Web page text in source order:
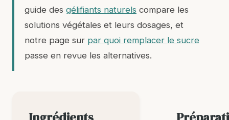
guide des gélifiants naturels compare les
solutions végétales et leurs dosages, et
notre page sur par quoi remplacer le sucre
passe en revue les alternatives.